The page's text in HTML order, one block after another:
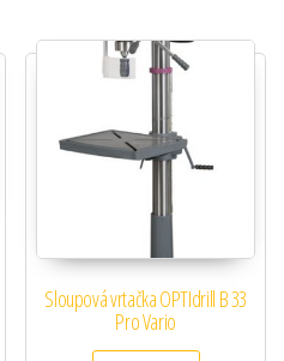
Sloupová vrtačka OPTIdrill B 33
Pro Vario